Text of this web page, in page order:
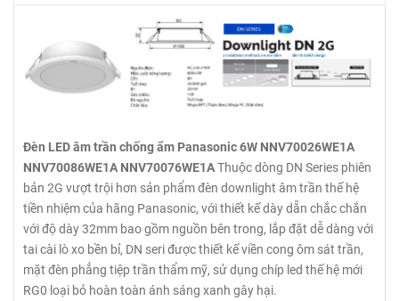
Đèn LED âm trần chống ẩm Panasonic 6W NNV70026WE1A
NNV70086WE1A NNV70076WE1AThuộc dòng DN Series phiên
bản 2G vượt trội hơn sản phẩm đèn downlight âm trần thế hệ
tiền nhiệm của hãng Panasonic, với thiết kế dày dẵn chắc chắn
với độ dày 32mm bao gồm nguồn bên trong, lắp đặt dễ dàng với
tai cài lò xo bền bỉ, DN seri được thiết kế viền cong ôm sát trần,
mặt đèn phẳng tiệp trần thẩm mỹ, sử dụng chíp led thế hệ mới
RG0 loại bỏ hoàn toàn ánh sáng xanh gây hại.